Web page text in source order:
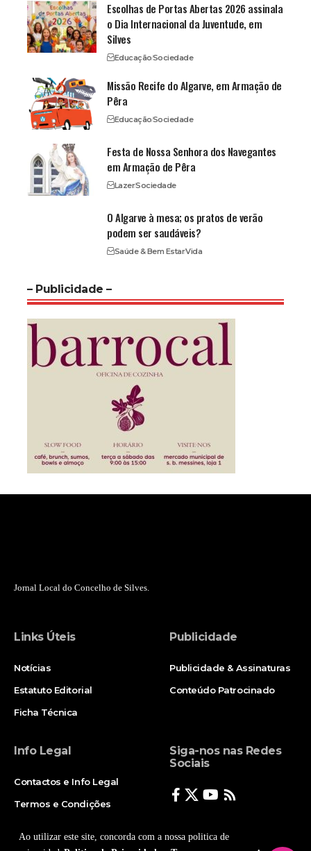
Ao utilizar este site, concorda com a nossa politica de
Escolhas de Portas Abertas 2026 assinala
o Dia Internacional da Juventude, em
Silves
EducaçãoSociedade
Missão Recife do Algarve, em Armação de
Pêra
EducaçãoSociedade
Festa de Nossa Senhora dos Navegantes
em Armação de Pêra
LazerSociedade
O Algarve à mesa; os pratos de verão
podem ser saudáveis?
Saúde & Bem EstarVida
– Publicidade –
Jornal Local do Concelho de Silves.
Links Úteis
Notícias
Estatuto Editorial
Ficha Técnica
Publicidade
Publicidade & Assinaturas
Conteúdo Patrocinado
Info Legal
Contactos e Info Legal
Termos e Condições
Siga-nos nas Redes
Sociais